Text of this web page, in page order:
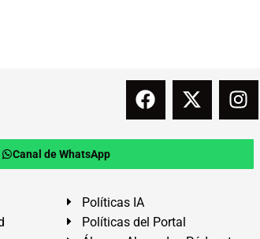
Canal de WhatsApp
Políticas IA
Políticas del Portal